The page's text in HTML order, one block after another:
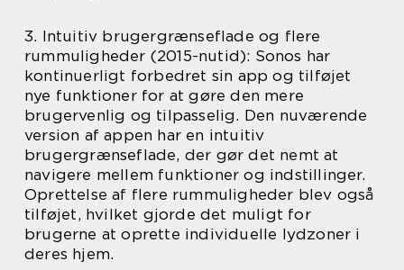
3. Intuitiv brugergrænseflade og flere
rummuligheder (2015-nutid): Sonos har
kontinuerligt forbedret sin app og tilføjet
nye funktioner for at gøre den mere
brugervenlig og tilpasselig. Den nuværende
version af appen har en intuitiv
brugergrænseflade, der gør det nemt at
navigere mellem funktioner og indstillinger.
Oprettelse af flere rummuligheder blev også
tilføjet, hvilket gjorde det muligt for
brugerne at oprette individuelle lydzoner i
deres hjem.